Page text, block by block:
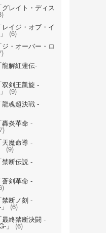
グレイト・ディス
レイジ・オブ・イ
(6)
ジ・オーバー・ロ
龍解紅蓮伝-
双剣王凱旋 -
(9)
龍魂超決戦 -
轟炎革命 -
天魔命導 -
(9)
禁断伝説 -
蒼剣革命 -
禁断ノ刻 -
(6)
最終禁断決闘 -
」 (6)